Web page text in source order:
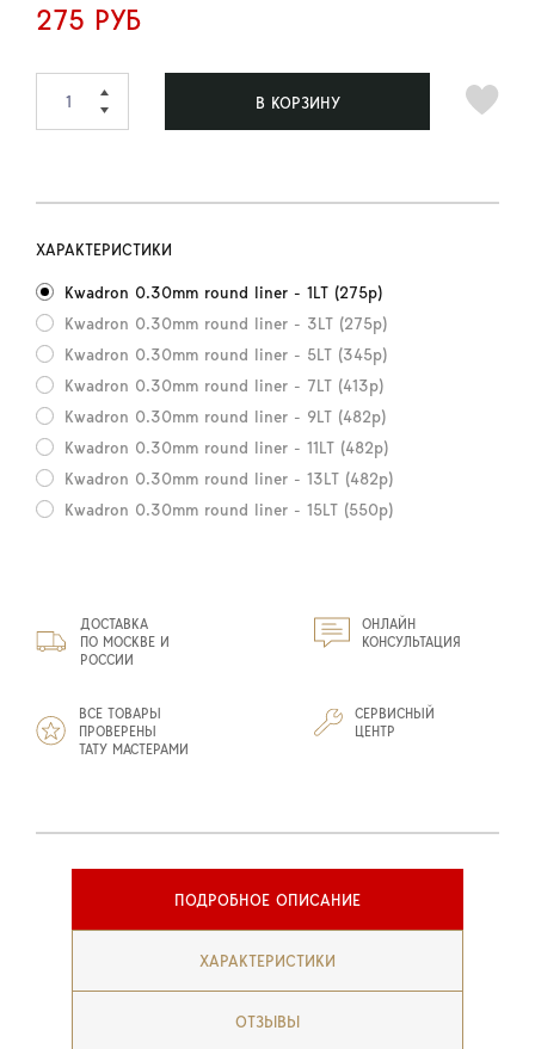
275 РУБ
В КОРЗИНУ
ХАРАКТЕРИСТИКИ
Kwadron 0.30mm round liner - 1LT (275р)
Kwadron 0.30mm round liner - 3LT (275р)
Kwadron 0.30mm round liner - 5LT (345р)
Kwadron 0.30mm round liner - 7LT (413р)
Kwadron 0.30mm round liner - 9LT (482р)
Kwadron 0.30mm round liner - 11LT (482р)
Kwadron 0.30mm round liner - 13LT (482р)
Kwadron 0.30mm round liner - 15LT (550р)
ДОСТАВКА
ПО МОСКВЕ И
РОССИИ
ОНЛАЙН
КОНСУЛЬТАЦИЯ
ВСЕ ТОВАРЫ
ПРОВЕРЕНЫ
ТАТУ МАСТЕРАМИ
СЕРВИСНЫЙ
ЦЕНТР
ПОДРОБНОЕ ОПИСАНИЕ
ХАРАКТЕРИСТИКИ
ОТЗЫВЫ